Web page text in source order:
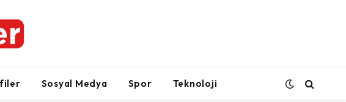
Sosyal Medya Spor Teknoloji